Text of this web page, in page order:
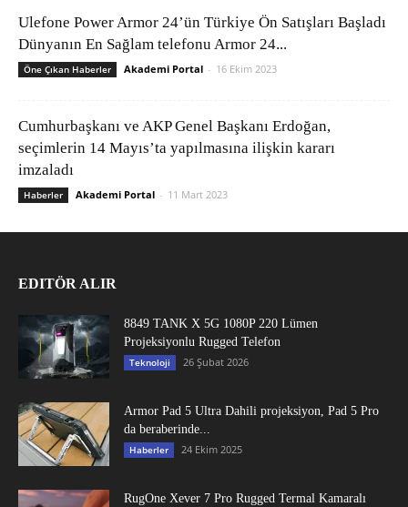
Ulefone Power Armor 24’ün Türkiye Ön Satışları Başladı
Dünyanın En Sağlam telefonu Armor 24...
Öne Çıkan Haberler Akademi Portal - 16 Ekim 2023
Cumhurbaşkanı ve AKP Genel Başkanı Erdoğan,
seçimlerin 14 Mayıs’ta yapılmasına ilişkin kararı
imzaladı
Haberler Akademi Portal - 11 Mart 2023
EDITÖR ALIR
8849 TANK X 5G 1080P 220 Lümen
Projeksiyonlu Rugged Telefon
Teknoloji 26 Şubat 2026
Armor Pad 5 Ultra Dahili projeksiyon, Pad 5 Pro
da beraberinde...
Haberler 24 Ekim 2025
RugOne Xever 7 Pro Rugged Termal Kamaralı